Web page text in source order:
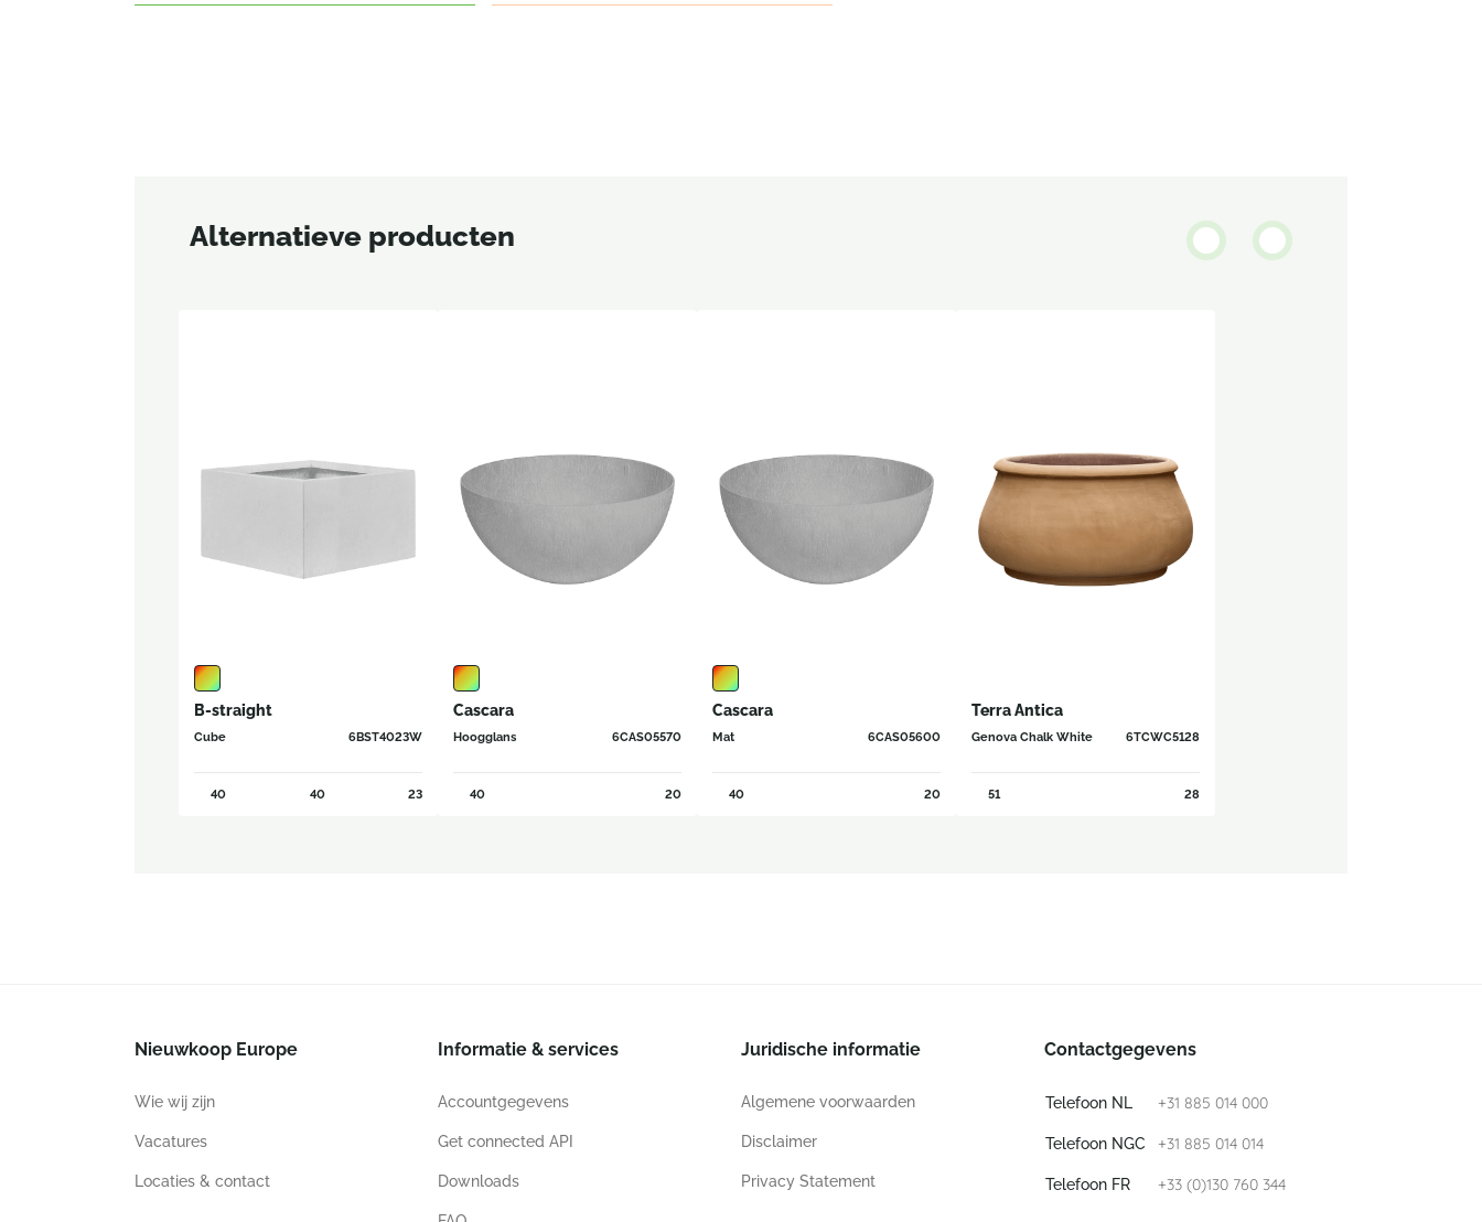
Alternatieve producten
B-straight
Cube 6BST4023W
40 40 23
Cascara
Hoogglans 6CAS05570
40 20
Cascara
Mat 6CAS05600
40 20
Terra Antica
Genova Chalk White 6TCWC5128
51 28
Nieuwkoop Europe
Wie wij zijn
Vacatures
Locaties & contact
Informatie & services
Accountgegevens
Get connected API
Downloads
Juridische informatie
Algemene voorwaarden
Disclaimer
Privacy Statement
Contactgegevens
Telefoon NL +31 885 014 000
Telefoon NGC +31 885 014 014
Telefoon FR +33 (0)130 760 344